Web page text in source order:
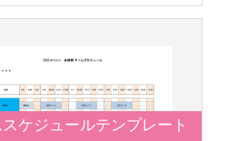
ケジュールテンプレート